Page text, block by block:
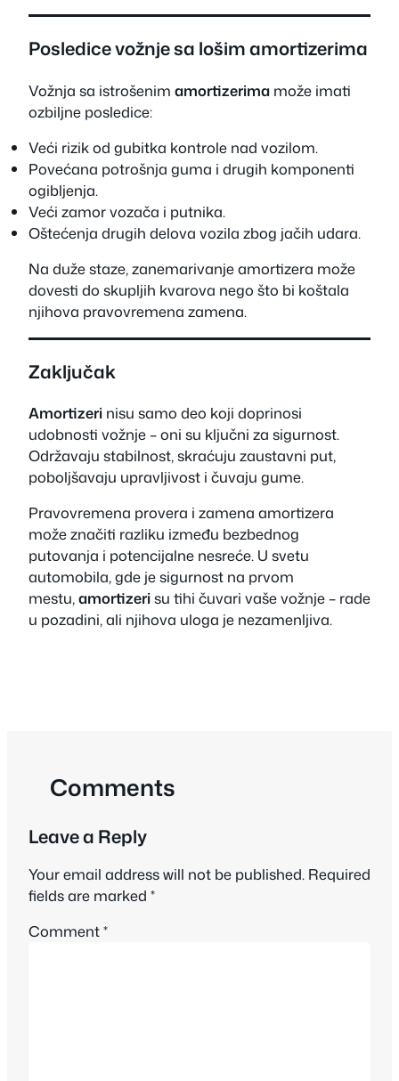
Posledice vožnje sa lošim amortizerima
Vožnja sa istrošenim amortizerima može imati
ozbiljne posledice:
Veći rizik od gubitka kontrole nad vozilom.
Povećana potrošnja guma i drugih komponenti
ogibljenja.
Veći zamor vozača i putnika.
Oštećenja drugih delova vozila zbog jačih udara.
Na duže staze, zanemarivanje amortizera može
dovesti do skupljih kvarova nego što bi koštala
njihova pravovremena zamena.
Zaključak
Amortizeri nisu samo deo koji doprinosi
udobnosti vožnje – oni su ključni za sigurnost.
Održavaju stabilnost, skraćuju zaustavni put,
poboljšavaju upravljivost i čuvaju gume.
Pravovremena provera i zamena amortizera
može značiti razliku između bezbednog
putovanja i potencijalne nesreće. U svetu
automobila, gde je sigurnost na prvom
mestu,amortizerisu tihi čuvari vaše vožnje – rade
u pozadini, ali njihova uloga je nezamenljiva.
Comments
Leave a Reply
Your email address will not be published. Required
fields are marked *
Comment*